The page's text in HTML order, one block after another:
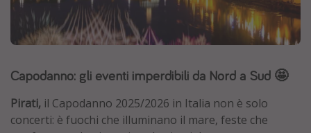
Albania
Grecia
Egitto
Tunisia
Malta
Capodanno: gli eventi imperdibili da Nord a Sud 🤩
Pirati, il Capodanno 2025/2026 in Italia non è solo
concerti: è fuochi che illuminano il mare, feste che